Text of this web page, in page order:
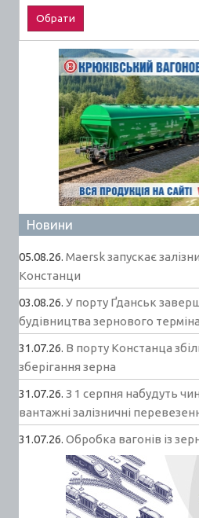
Новини
05.08.26. Maersk запускає
Констанци
03.08.26. У порту Ґданськ
будівництва зернового
31.07.26. В порту Констанца
зберігання зерна
31.07.26. З 1 серпня набудуть
вантажні залізничні
31.07.26. Обробка вагонів із